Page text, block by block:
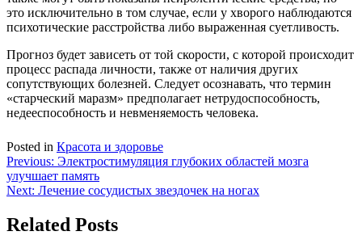
это исключительно в том случае, если у хворого наблюдаются
психотические расстройства либо выраженная суетливость.
Прогноз будет зависеть от той скорости, с которой происходит
процесс распада личности, также от наличия других
сопутствующих болезней. Следует осознавать, что термин
«старческий маразм» предполагает нетрудоспособность,
недееспособность и невменяемость человека.
Posted in Красота и здоровье
Навигация
по
Previous: Электростимуляция глубоких областей мозга
улучшает память
Next: Лечение сосудистых звездочек на ногах
Related Posts